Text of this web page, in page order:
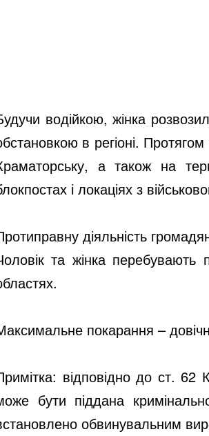
водійкою, жінка
в регіоні. Протягом
а також на
і локаціях з
діяльність
та жінка
покарання –
відповідно до ст. 62
бути піддана
обвинувальним